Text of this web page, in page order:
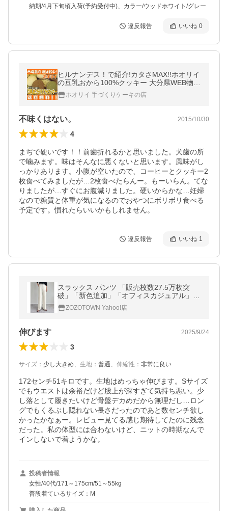
納期/4月下旬頃入荷(予約受付中)、カラー/ウッドホワイト/グレー
違反報告 いいね 0
ヒルナンデス！で紹介!カタさMAX!!ホオリイ
の豆乳おから100%クッキー 大分県WEB物産
展202302_スイーツ
ホオリイ 手づくりケーキの店
不味くはない。 2015/10/30
4
まぢで硬いです！！前歯折れるかと思いました。犬歯の所
で噛みます。味はそんなに悪くないと思います。風味がし
っかりあります。小腹が空いたので、コーヒーとクッキー2
枚食べてみましたが…2枚食べたらんー。もーいらん。てな
りましたが…すぐにお腹減りました。硬いからかな…妊婦
なので糖質と体重が気になるのでおやつにボリボリ食べる
予定です。慣れたらいいかもしれません。
違反報告 いいね 1
スラックス パンツ 「販売枚数27.5万枚突
破」「新色追加」「オフィスカジュアル」
「低身長/高身長/大きいサイズ有」「お気に
入り登録数20万突破！」カット…
ZOZOTOWN Yahoo!店
伸びます 2025/9/24
3
サイズ ： 少し大きめ、 生地 ： 普通、 伸縮性 ： 非常に良い
172センチ51キロです。生地はめっちゃ伸びます。Sサイズ
でもウエストは余裕だけど股上が深すぎて気持ち悪い。少
し落として履きたいけど骨盤デカめだから無理だし…ロン
グでもくるぶし隠れない長さだったのであと数センチ欲し
かったかなぁー。レビュー見てる感じ期待してたのに残念
だった。私の体型には合わないけど、ニットの時期なんで
インしないで着ようかな。
投稿者情報
女性/40代/171～175cm/51～55kg
普段着ているサイズ：M